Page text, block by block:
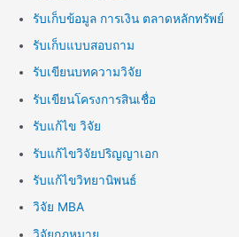
รับเก็บข้อมูล การเงิน ตลาดหลักทรัพย์
รับเก็บแบบสอบถาม
รับเขียนบทความวิจัย
รับเขียนโครงการสินเชื่อ
รับแก้ไข วิจัย
รับแก้ไขวิจัยปริญญาเอก
รับแก้ไขวิทยานิพนธ์
วิจัย MBA
วิจัยกฎหมาย